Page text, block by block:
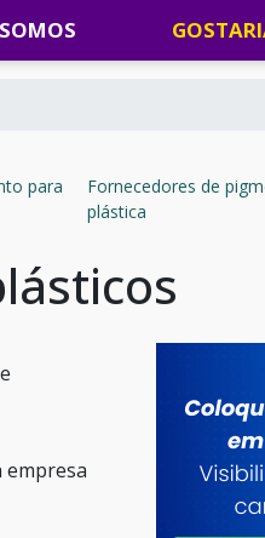
para
Fornecedores de
plástica
empresa